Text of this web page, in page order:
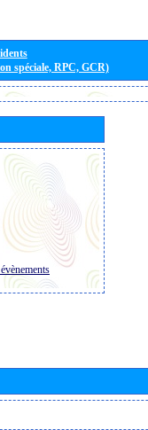
spéciale, RPC, GCR)